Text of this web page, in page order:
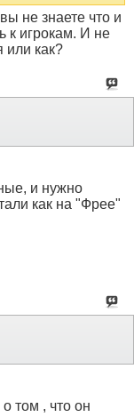
не знаете что и
к игрокам. И не
или как?
и нужно
как на "Фрее"
том , что он